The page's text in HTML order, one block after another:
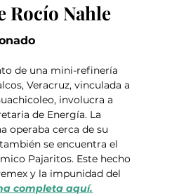
Rocío Nahle
de una mini-refinería
Veracruz, vinculada a
involucra a
de Energía. La
operaba cerca de su
se encuentra el
Pajaritos. Este hecho
y la impunidad del
completa aquí.